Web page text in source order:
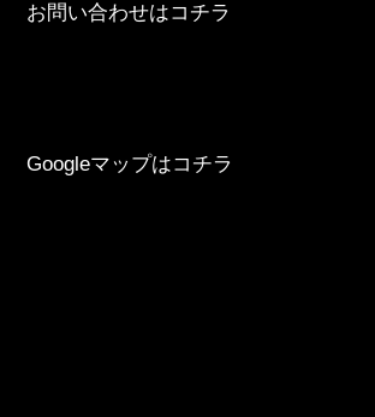
お問い合わせはコチラ
Googleマップはコチラ